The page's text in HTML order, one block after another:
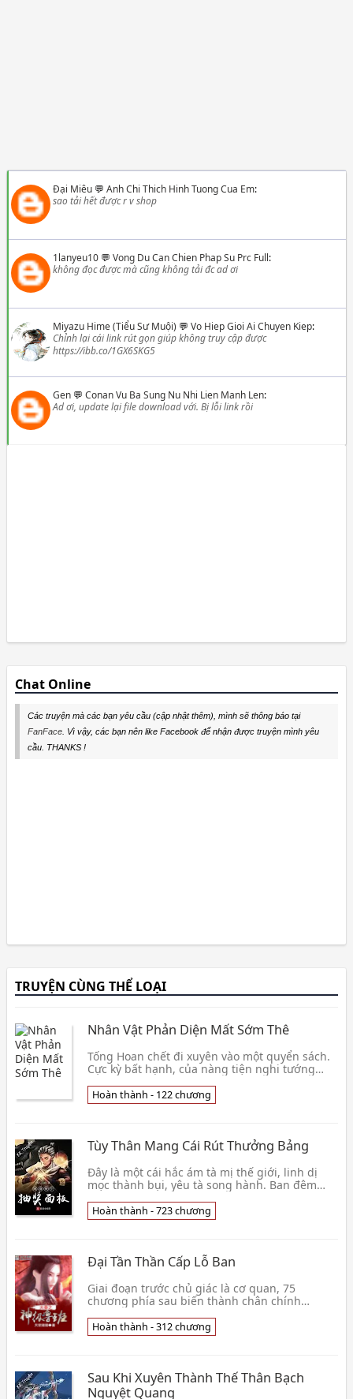
Đại Miêu💬 Anh Chi Thich Hinh Tuong Cua Em:
sao tải hết được r v shop
1lanyeu10💬 Vong Du Can Chien Phap Su Prc Full:
không đọc được mà cũng không tải đc ad ơi
Miyazu Hime (Tiểu Sư Muội) 💬 Vo Hiep Gioi Ai Chuyen Kiep:
Chỉnh lại cái link rút gọn giúp không truy cập được
https://ibb.co/1GX6SKG5
Gen💬 Conan Vu Ba Sung Nu Nhi Lien Manh Len:
Ad ơi, update lại file download với. Bị lỗi link rồi
Chat Online
Các truyện mà các bạn yêu cầu (cập nhật thêm), mình sẽ thông báo tại
FanFace. Vì vậy, các bạn nên like Facebook để nhận được truyện mình yêu
cầu. THANKS !
TRUYỆN CÙNG THỂ LOẠI
Nhân Vật Phản Diện Mất Sớm Thê
Tống Hoan chết đi xuyên vào một quyển sách.
Cực kỳ bất hạnh, của nàng tiện nghi tướng
điên c👦 Kim Thập Lục
Hoàn thành - 122 chương
Tùy Thân Mang Cái Rút Thưởng Bảng
Đây là một cái hắc ám tà mị thế giới, linh dị
mọc thành bụi, yêu tà song hành. Ban đêm
thầm. Vô duyê👦 Tái Nhập Giang Hồ
Hoàn thành - 723 chương
Đại Tần Thần Cấp Lỗ Ban
Giai đoạn trước chủ giác là cơ quan, 75
chương phía sau biến thành chân chính
khả năng có chú
Hoàn thành - 312 chương
Sau Khi Xuyên Thành Thế Thân Bạch
Nguyệt Quang